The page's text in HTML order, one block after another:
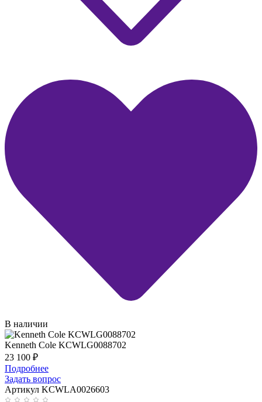
В наличии
Kenneth Cole KCWLG0088702
23 100 ₽
Подробнее
Задать вопрос
Артикул KCWLA0026603